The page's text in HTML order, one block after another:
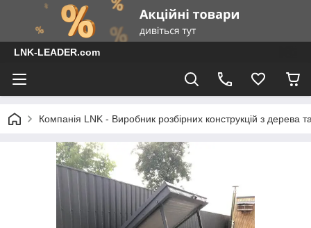
LNK-LEADER.com
Компанія LNK - Виробник розбірних конструкцій з дерева